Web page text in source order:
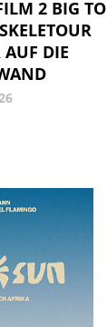
2 BIG TO
DIE